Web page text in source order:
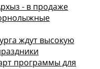
- в продаже
ждут высокую
программы для